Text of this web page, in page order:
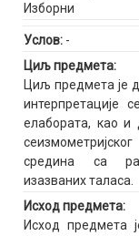
Изборни
Услов: -
Циљ предмета:
Циљ предмета је
интерпретације
елабората, као и
средина са
изазваних таласа.
Исход предмета:
Исход предмета